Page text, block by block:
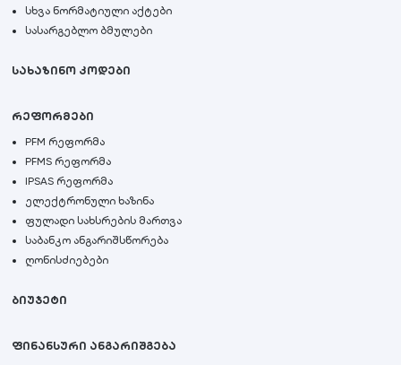
სხვა ნორმატიული აქტები
სასარგებლო ბმულები
სახაზინო კოდები
რეფორმები
PFM რეფორმა
PFMS რეფორმა
IPSAS რეფორმა
ელექტრონული ხაზინა
ფულადი სახსრების მართვა
საბანკო ანგარიშსწორება
ღონისძიებები
ბიუჯეტი
ფინანსური ანგარიშგება